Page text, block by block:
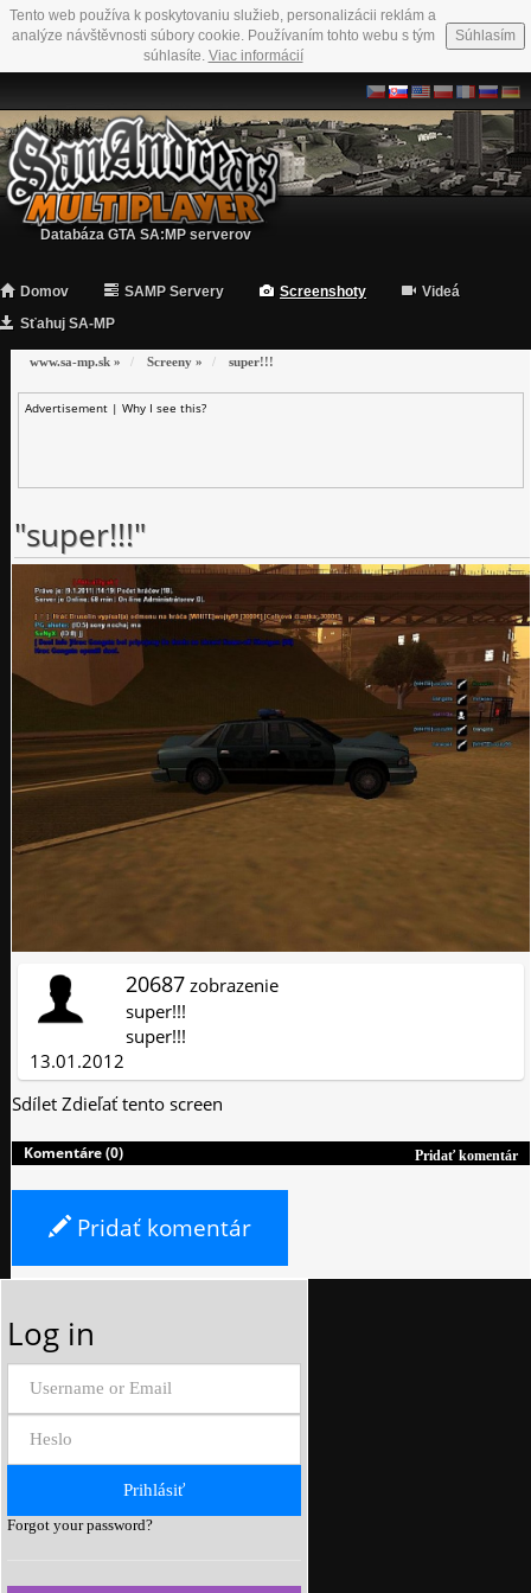
Tento web používa k poskytovaniu služieb, personalizácii reklám a
analýze návštěvnosti súbory cookie. Používaním tohto webu s tým
súhlasíte. Viac informácií
Súhlasím
Databáza GTA SA:MP serverov
Domov SAMP Servery Screenshoty
Videá
Sťahuj SA-MP
www.sa-mp.sk » Screeny » super!!!
Advertisement | Why I see this?
"super!!!"
20687 zobrazenie
super!!!
super!!!
13.01.2012
Sdílet Zdieľať tento screen
Pridať komentár
Komentáre (0)
Pridať komentár
Log in
Forgot your password?